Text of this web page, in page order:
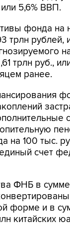
5,6% ВВП.
фонда на
трлн
трлн руб.,
ранее.
на 100 тыс.
счет
ФНБ в
форме и в
китайских